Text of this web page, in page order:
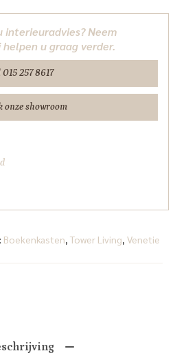
Neem
u graag verder.
015 257 8617
onze showroom
Boekenkasten, Tower Living, Venetie